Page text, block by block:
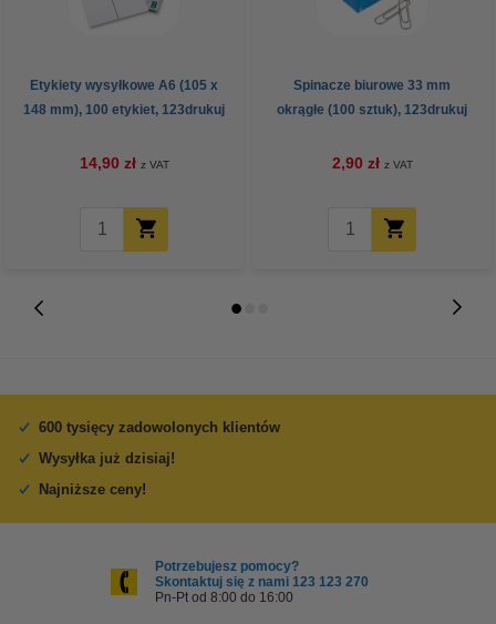
Etykiety wysyłkowe A6 (105 x
148 mm), 100 etykiet, 123drukuj
14,90 zł z VAT
Spinacze biurowe 33 mm
okrągłe (100 sztuk), 123drukuj
2,90 zł z VAT
600 tysięcy zadowolonych klientów
Wysyłka już dzisiaj!
Najniższe ceny!
Potrzebujesz pomocy?
Skontaktuj się z nami 123 123 270
Pn-Pt od 8:00 do 16:00